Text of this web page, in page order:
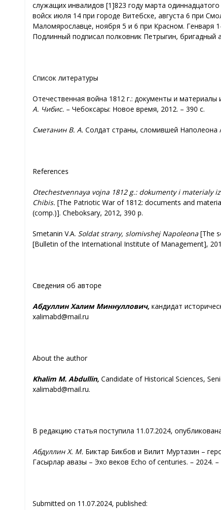
служащих инвалидов [1]823 году марта
войск июля 14 при городе Витебске, августа 6 при
Маломярославце, ноября 5 и 6 при Красном. Генваря
Подлинный подписал полковник Петрыгин,
Список литературы
Отечественная война 1812 г.: документы и
А. Чибис. – Чебоксары: Новое время, 2012. – 390 с.
Сметанин В. А. Солдат страны, сломившей Наполеона
References
Otechestvennaya vojna 1812 g.: dokumenty i materialy
Chibis. [The Patriotic War of 1812: documents and
(comp.)]. Cheboksary, 2012, 390 p.
Smetanin V.A. Soldat strany, slomivshej Napoleona [The
[Bulletin of the International Institute of Management],
Сведения об авторе
Абдуллин Халим Миннуллович, кандидат
xalimabd@mail.ru
About the author
Khalim M. Abdullin, Candidate of Historical Sciences,
xalimabd@mail.ru.
В редакцию статья поступила 11.07.2024,
Абдуллин Х. М. Биктар Бикбов и Вилит Муртазин –
Гасырлар авазы – Эхо веков Echo of centuries. – 2024.
Submitted on 11.07.2024, published: